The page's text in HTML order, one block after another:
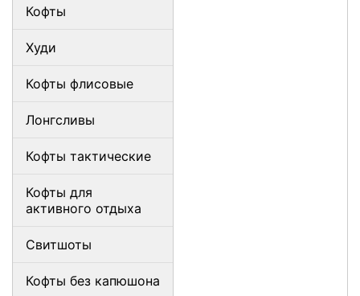
Кофты
Худи
Кофты флисовые
Лонгсливы
Кофты тактические
Кофты для
активного отдыха
Свитшоты
Кофты без капюшона